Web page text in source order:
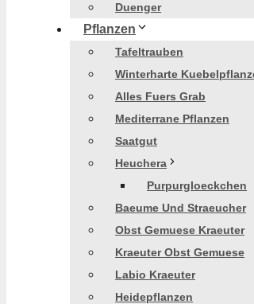
Duenger
Pflanzen
Tafeltrauben
Winterharte
Alles Fuers Grab
Mediterrane Pflanzen
Saatgut
Heuchera
Purpurgloeckchen
Baeume Und Straeucher
Obst Gemuese Kraeuter
Kraeuter Obst Gemuese
Labio Kraeuter
Heidepflanzen